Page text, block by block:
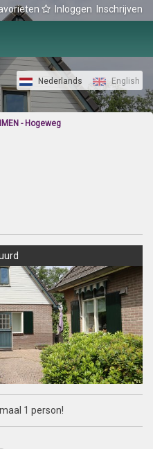
Inloggen Inschrijven
Nederlands English
- Hogeweg
1 person!